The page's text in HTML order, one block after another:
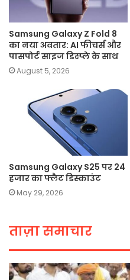
Samsung Galaxy Z Fold 8
का नया अवतार: AI फीचर्स और
पासपोर्ट साइज डिस्प्ले के साथ
August 5, 2026
Samsung Galaxy S25 पर 24
हजार का फ्लैट डिस्काउंट
May 29, 2026
ताज़ा समाचार